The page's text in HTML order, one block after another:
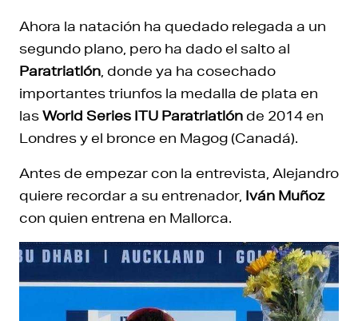
Ahora la natación ha quedado relegada a un
segundo plano, pero ha dado el salto al
Paratriatlón , donde ya ha cosechado
importantes triunfos la medalla de plata en
lasWorld Series ITU Paratriatlónde 2014 en
Londres y el bronce en Magog (Canadá).
Antes de empezar con la entrevista, Alejandro
quiere recordar a su entrenador, Iván Muñoz
con quien entrena en Mallorca.